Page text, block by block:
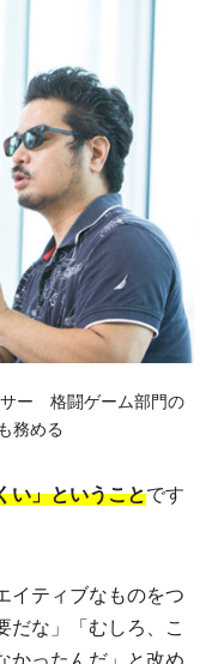
サー 格闘ゲーム部門の
務める
い」ということです
イティブなものをつ
だな」「むしろ、こ
かったんだ」と改め